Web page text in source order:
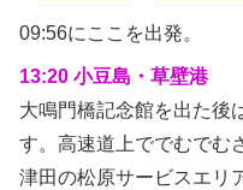
09:56にここを出発。
13:20 小豆島・草壁港
大鳴門橋記念館を出た後
す。高速道上ででむでむ
津田の松原サービスエリ